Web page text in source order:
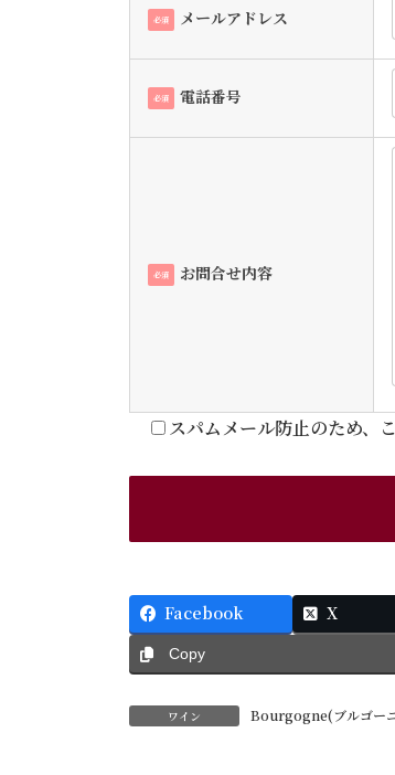
必須 メールアドレス
必須 電話番号
必須 お問合せ内容
スパムメール防止のため、
Facebook X
Copy
ワイン Bourgogne(ブルゴー